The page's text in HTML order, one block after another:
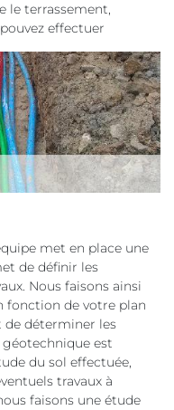
le terrassement,
effectuer
met en place une
de définir les
Nous faisons ainsi
fonction de votre plan
de déterminer les
est
du sol effectuée,
travaux à
faisons une étude